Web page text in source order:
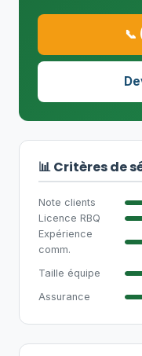
📞
📊 Critères de
Note clients
Licence RBQ
Expérience
comm.
Taille équipe
Assurance